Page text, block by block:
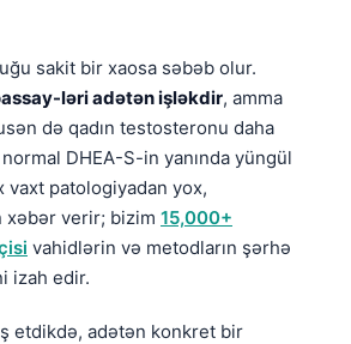
sakit bir xaosa səbəb olur.
ləri adətən işləkdir, amma
də qadın testosteronu daha
DHEA-S-in yanında yüngül
vaxt patologiyadan yox,
xəbər verir; bizim 15,000+
vahidlərin və metodların şərhə
izah edir.
etdikdə, adətən konkret bir